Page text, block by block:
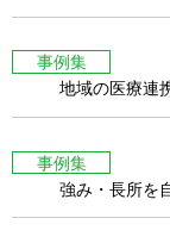
事例集
地域の医療連
事例集
強み・長所を